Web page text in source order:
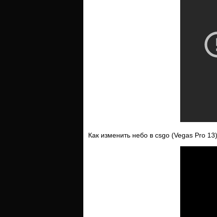
Как изменить небо в csgo (Vegas Pro 13)